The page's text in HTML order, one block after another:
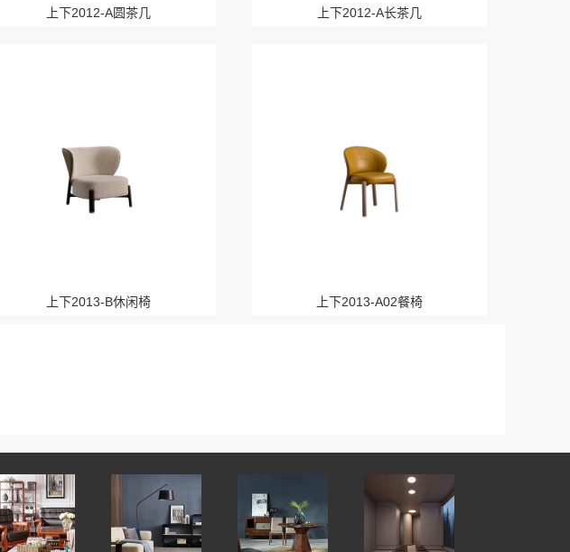
上下2012-A圆茶几 上下2012-A长茶几
上下2013-B休闲椅 上下2013-A02餐椅